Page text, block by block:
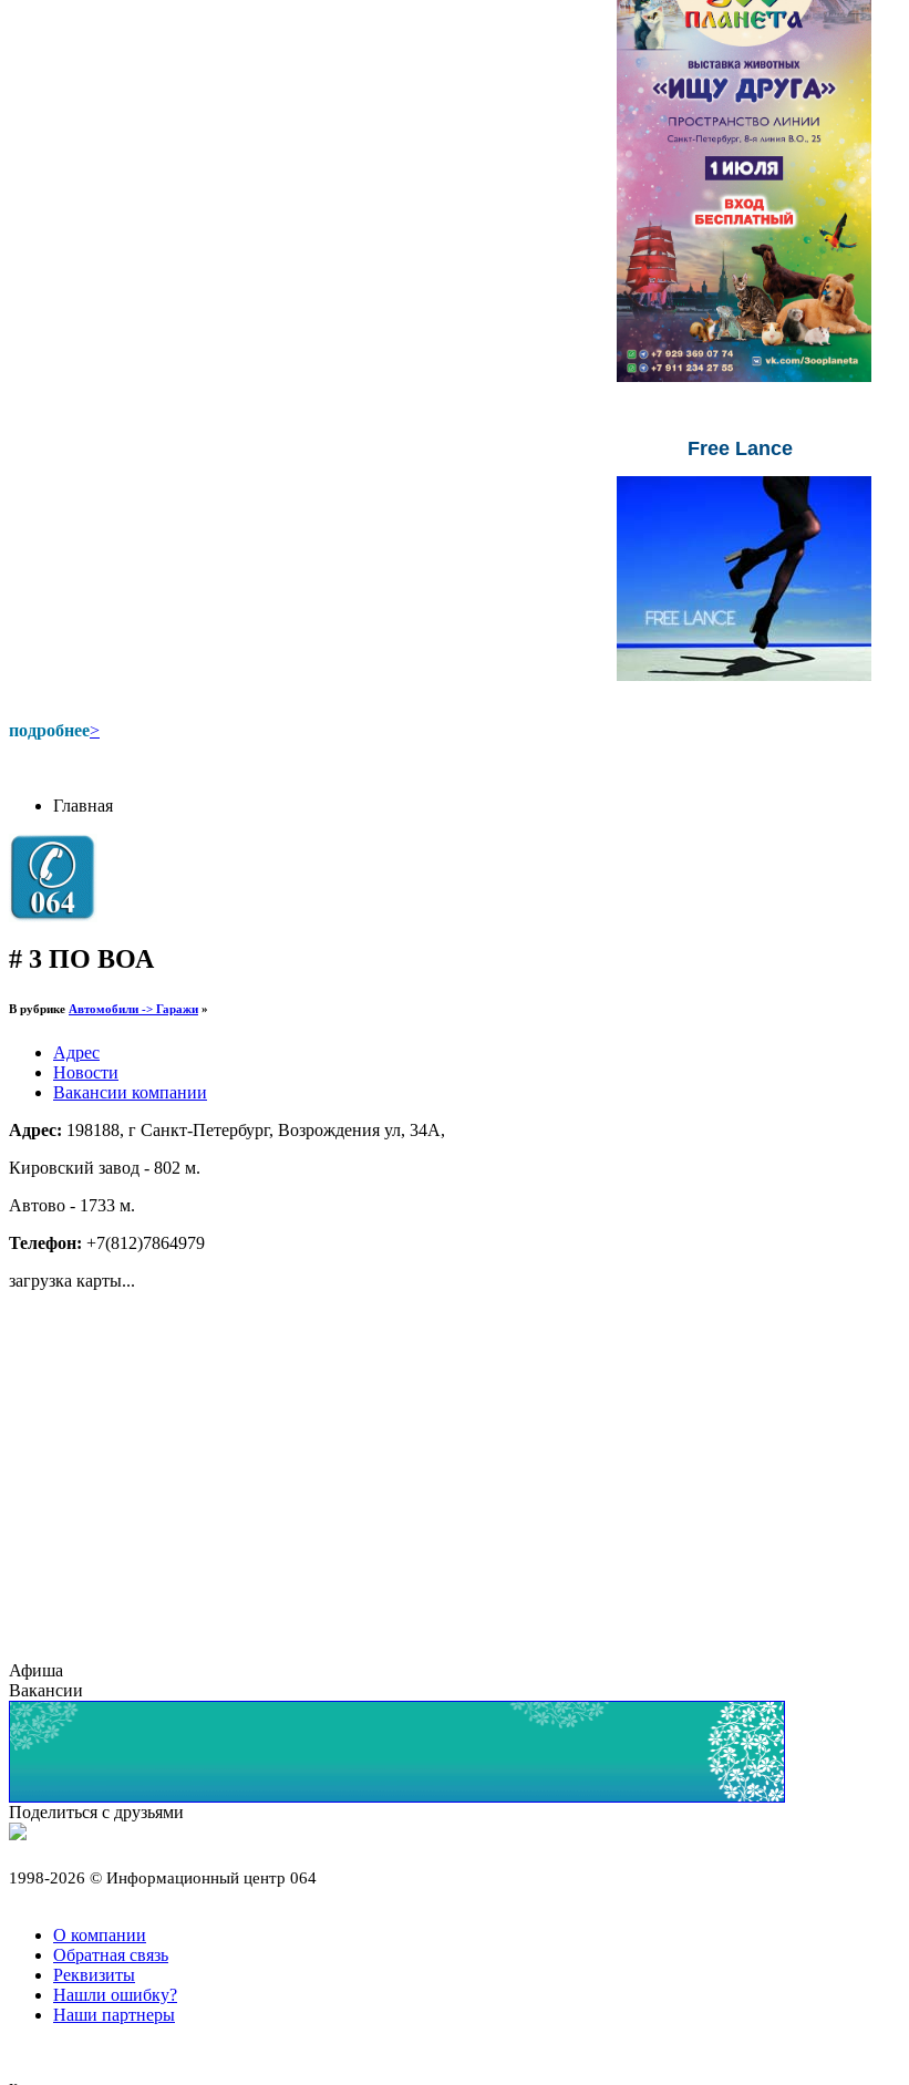
Free Lance
подробнее>
Главная
# 3 ПО ВОА
В рубрике Автомобили -> Гаражи »
Адрес
Новости
Вакансии компании
Адрес: 198188, г Санкт-Петербург, Возрождения ул, 34А,
Кировский завод - 802 м.
Автово - 1733 м.
Телефон: +7(812)7864979
загрузка карты...
Афиша
Вакансии
Поделиться с друзьями
1998-2026 © Информационный центр 064
О компании
Обратная связь
Реквизиты
Нашли ошибку?
Наши партнеры